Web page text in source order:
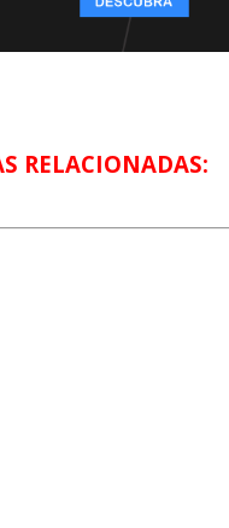
RELACIONADAS: